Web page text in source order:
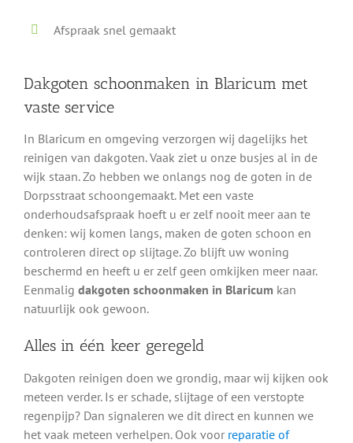
Afspraak snel gemaakt
Dakgoten schoonmaken in Blaricum met
vaste service
In Blaricum en omgeving verzorgen wij dagelijks het
reinigen van dakgoten. Vaak ziet u onze busjes al in de
wijk staan. Zo hebben we onlangs nog de goten in de
Dorpsstraat schoongemaakt. Met een vaste
onderhoudsafspraak hoeft u er zelf nooit meer aan te
denken: wij komen langs, maken de goten schoon en
controleren direct op slijtage. Zo blijft uw woning
beschermd en heeft u er zelf geen omkijken meer naar.
Eenmalig dakgoten schoonmaken in Blaricum kan
natuurlijk ook gewoon.
Alles in één keer geregeld
Dakgoten reinigen doen we grondig, maar wij kijken ook
meteen verder. Is er schade, slijtage of een verstopte
regenpijp? Dan signaleren we dit direct en kunnen we
het vaak meteen verhelpen. Ook voor reparatie of